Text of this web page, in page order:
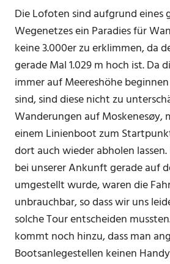
Die Lofoten sind aufgrund eines
Wegenetzes ein Paradies für
keine 3.000er zu erklimmen, da
gerade Mal 1.029 m hoch ist. Da
immer auf Meereshöhe
sind, sind diese nicht zu
Wanderungen auf Moskenesøy,
einem Linienboot zum
dort auch wieder abholen
bei unserer Ankunft gerade auf
umgestellt wurde, waren die
unbrauchbar, so dass wir uns
solche Tour entscheiden
kommt noch hinzu, dass man
Bootsanlegestellen keinen